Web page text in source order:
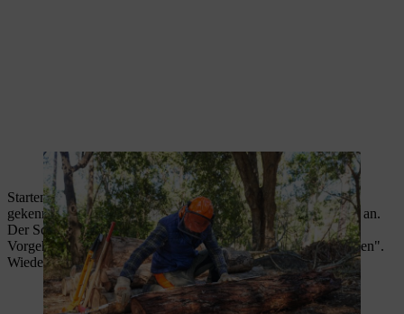
Vor dem Sägen sind alle Abstände zu markieren.
Starten Sie die Motorsäge und setzen Sie sie an den
gekennzeichneten Stellen mit laufender Sägekette zum Schnitt an.
Der Schnitt sollte den Stamm etwa zu ¾ durchtrennen. Dieses
Vorgehen verhindert, dass Sie mit der Säge in den Boden "sägen".
Wiederholen Sie den Vorgang an allen markierten Stellen.